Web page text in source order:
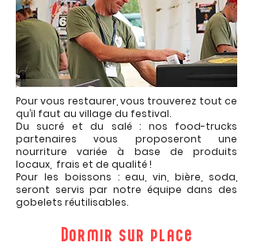
Pour vous restaurer, vous trouverez tout ce
qu’il faut au village du festival.
Du sucré et du salé : nos food-trucks
partenaires vous proposeront une
nourriture variée à base de produits
locaux, frais et de qualité !
Pour les boissons : eau, vin, bière, soda,
seront servis par notre équipe dans des
gobelets réutilisables.
Dormir sur place